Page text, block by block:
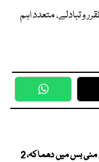
و تبادلے، متعدد اہم
WhatsApp
دمشق کے نواحی علاقے جرمانہ میں منی بس میں دھماکہ، 2